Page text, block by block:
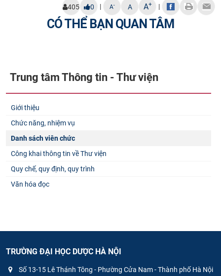
405 0 | A- A A+ |
CÓ THỂ BẠN QUAN TÂM
Trung tâm Thông tin - Thư viện
Giới thiệu
Chức năng, nhiệm vụ
Danh sách viên chức
Công khai thông tin về Thư viện
Quy chế, quy định, quy trình
Văn hóa đọc
TRƯỜNG ĐẠI HỌC DƯỢC HÀ NỘI
Số 13-15 Lê Thánh Tông - Phường Cửa Nam - Thành phố Hà Nội